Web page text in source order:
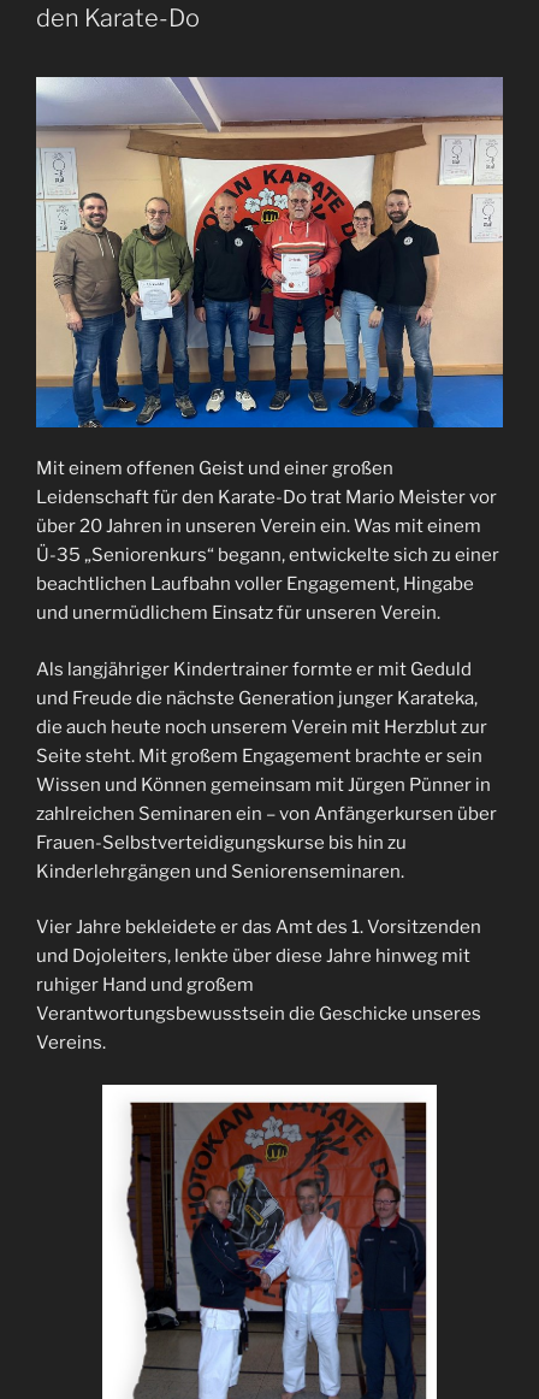
den Karate-Do
Mit einem offenen Geist und einer großen
Leidenschaft für den Karate-Do trat Mario Meister vor
über 20 Jahren in unseren Verein ein. Was mit einem
Ü-35 „Seniorenkurs“ begann, entwickelte sich zu einer
beachtlichen Laufbahn voller Engagement, Hingabe
und unermüdlichem Einsatz für unseren Verein.
Als langjähriger Kindertrainer formte er mit Geduld
und Freude die nächste Generation junger Karateka,
die auch heute noch unserem Verein mit Herzblut zur
Seite steht. Mit großem Engagement brachte er sein
Wissen und Können gemeinsam mit Jürgen Pünner in
zahlreichen Seminaren ein – von Anfängerkursen über
Frauen-Selbstverteidigungskurse bis hin zu
Kinderlehrgängen und Seniorenseminaren.
Vier Jahre bekleidete er das Amt des 1. Vorsitzenden
und Dojoleiters, lenkte über diese Jahre hinweg mit
ruhiger Hand und großem
Verantwortungsbewusstsein die Geschicke unseres
Vereins.